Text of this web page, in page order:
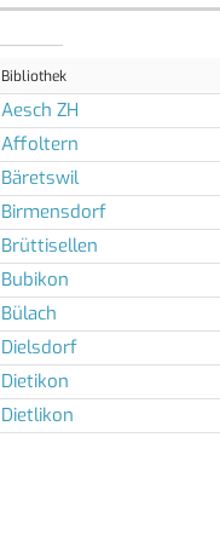
Bibliothek
Aesch ZH
Affoltern
Bäretswil
Birmensdorf
Brüttisellen
Bubikon
Bülach
Dielsdorf
Dietikon
Dietlikon